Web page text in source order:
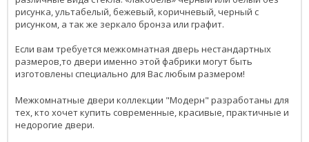
рисунка, ультабелый, бежевый, коричневый, черный с
рисунком, а так же зеркало бронза или графит.
Если вам требуется межкомнатная дверь нестандартных
размеров,то двери именно этой фабрики могут быть
изготовлены специально для Вас любым размером!
Межкомнатные двери коллекции "Модерн" разработаны для
тех, кто хочет купить современные, красивые, практичные и
недорогие двери.